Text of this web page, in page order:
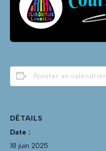
Ajouter au calendrier
DÉTAILS
Date :
18 juin 2025